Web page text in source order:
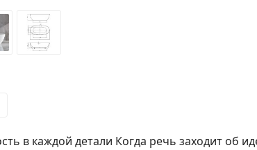
в каждой детали Когда речь заходит об